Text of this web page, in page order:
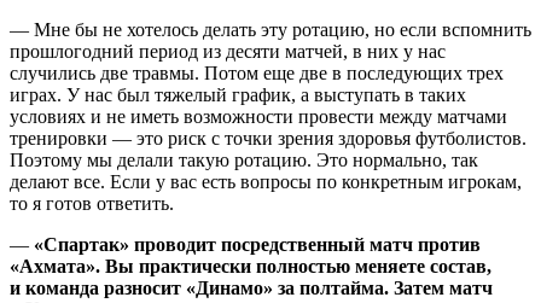
— Мне бы не хотелось делать эту ротацию, но если вспомнить
прошлогодний период из десяти матчей, в них у нас
случились две травмы. Потом еще две в последующих трех
играх. У нас был тяжелый график, а выступать в таких
условиях и не иметь возможности провести между матчами
тренировки — это риск с точки зрения здоровья футболистов.
Поэтому мы делали такую ротацию. Это нормально, так
делают все. Если у вас есть вопросы по конкретным игрокам,
то я готов ответить.
— «Спартак» проводит посредственный матч против
«Ахмата». Вы практически полностью меняете состав,
и команда разносит «Динамо» за полтайма. Затем матч